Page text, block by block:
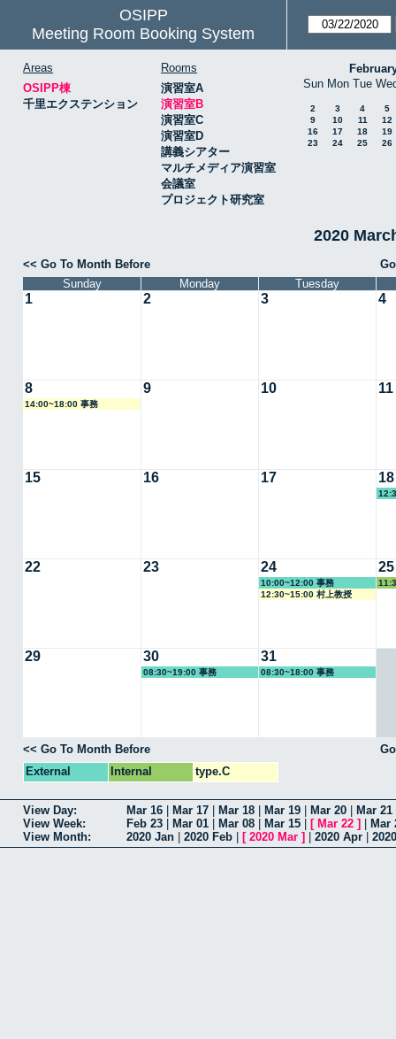
OSIPP
Meeting Room Booking System
Areas
OSIPP棟
千里エクステンション
Rooms
演習室A
演習室B
演習室C
演習室D
講義シアター
マルチメディア演習室
会議室
プロジェクト研究室
Sun Mon Tue
2 3 4
5
9
10 11
12
16
17 18
19
23
24 25 26
2020
<< Go To Month Before
Sunday
Monday Tuesday
1 2 3 4
8
14:00~18:00 事務
9 10 11
15 16 17 18
22 23 24
10:00~12:00 事務
12:30~15:00 村上教授
25
29 30
08:30~19:00 事務
31
08:30~18:00 事務
<< Go To Month Before
External
Internal type.C
View Day: Mar 16 Mar 17 Mar 18 Mar 19 Mar 20 Mar 21
View Week:
Feb 23 Mar 01 Mar 08 Mar 15 [ Mar 22 ]
Mar
View Month:
2020 Jan 2020 Feb [ 2020 Mar ] 2020 Apr